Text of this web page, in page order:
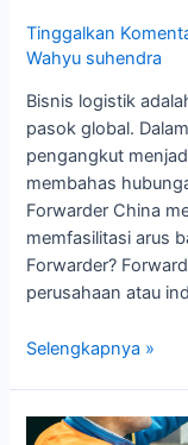
Tinggalkan
Wahyu suhendra
Bisnis logistik
pasok global.
pengangkut
membahas
Forwarder China
memfasilitasi arus
Forwarder?
perusahaan atau
Peran
Indonesia
Selengkapnya »